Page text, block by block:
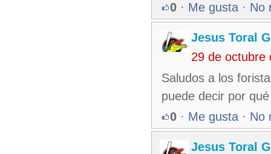
0 · Me gusta · No
Jesus Toral
29 de octubre
Saludos a los
puede decir por
0 · Me gusta · No
Jesus Toral